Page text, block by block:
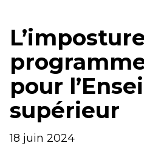
pour
supérieur
18 juin 2024